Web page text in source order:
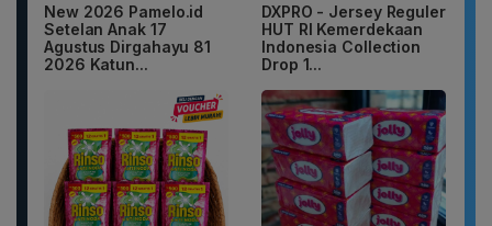
New 2026 Pamelo.id
Setelan Anak 17
Agustus Dirgahayu 81
2026 Katun...
DXPRO - Jersey Reguler
HUT RI Kemerdekaan
Indonesia Collection
Drop 1...